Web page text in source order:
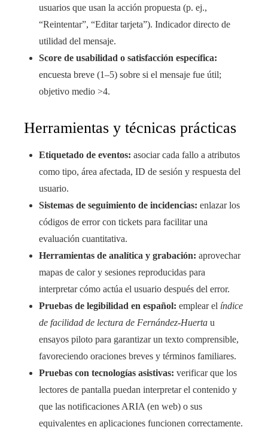
usuarios que usan la acción propuesta (p. ej.,
“Reintentar”, “Editar tarjeta”). Indicador directo de
utilidad del mensaje.
Score de usabilidad o satisfacción específica:
encuesta breve (1–5) sobre si el mensaje fue útil;
objetivo medio >4.
Herramientas y técnicas prácticas
Etiquetado de eventos: asociar cada fallo a atributos
como tipo, área afectada, ID de sesión y respuesta del
usuario.
Sistemas de seguimiento de incidencias: enlazar los
códigos de error con tickets para facilitar una
evaluación cuantitativa.
Herramientas de analítica y grabación: aprovechar
mapas de calor y sesiones reproducidas para
interpretar cómo actúa el usuario después del error.
Pruebas de legibilidad en español: emplear el índice
de facilidad de lectura de Fernández-Huerta u
ensayos piloto para garantizar un texto comprensible,
favoreciendo oraciones breves y términos familiares.
Pruebas con tecnologías asistivas: verificar que los
lectores de pantalla puedan interpretar el contenido y
que las notificaciones ARIA (en web) o sus
equivalentes en aplicaciones funcionen correctamente.